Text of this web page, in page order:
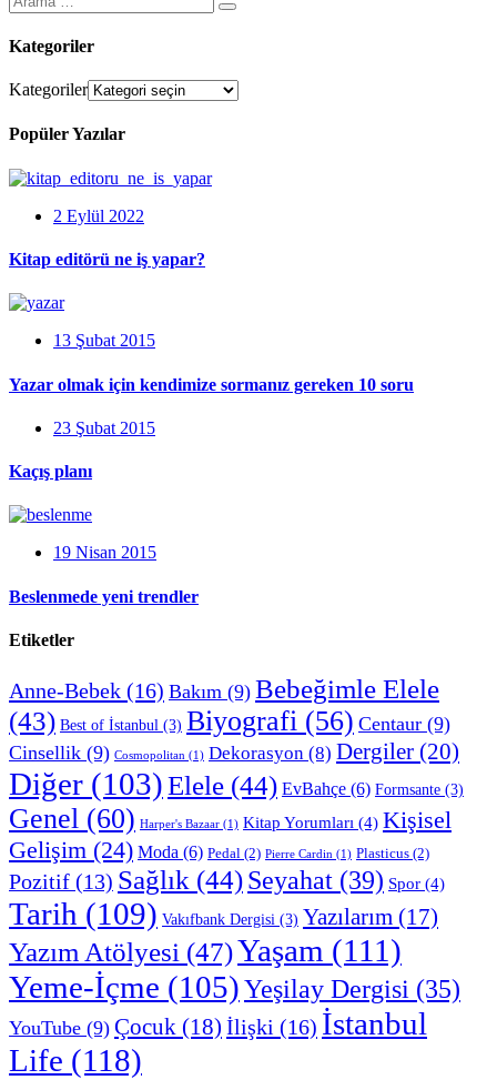
Kategoriler
Kategoriler
Popüler Yazılar
2 Eylül 2022
Kitap editörü ne iş yapar?
13 Şubat 2015
Yazar olmak için kendimize sormanız gereken 10 soru
23 Şubat 2015
Kaçış planı
19 Nisan 2015
Beslenmede yeni trendler
Etiketler
Anne-Bebek (16) Bakım (9) Bebeğimle Elele
(43) Best of İstanbul (3) Biyografi (56) Centaur (9)
Cinsellik (9) Cosmopolitan (1) Dekorasyon (8) Dergiler (20)
Diğer (103)Elele (44) EvBahçe (6) Formsante (3)
Genel (60) Harper's Bazaar (1) Kitap Yorumları (4) Kişisel
Gelişim (24) Moda (6) Pedal (2) Pierre Cardin (1) Plasticus (2)
Pozitif (13) Sağlık (44)Seyahat (39) Spor (4)
Tarih (109) Vakıfbank Dergisi (3) Yazılarım (17)
Yazım Atölyesi (47)Yaşam (111)
Yeme-İçme (105)Yeşilay Dergisi (35)
YouTube (9) Çocuk (18) İlişki (16) İstanbul
Life (118)